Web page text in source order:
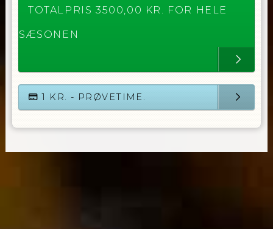
TOTALPRIS 3500,00 KR. FOR HELE
SÆSONEN
1 KR. - PRØVETIME.